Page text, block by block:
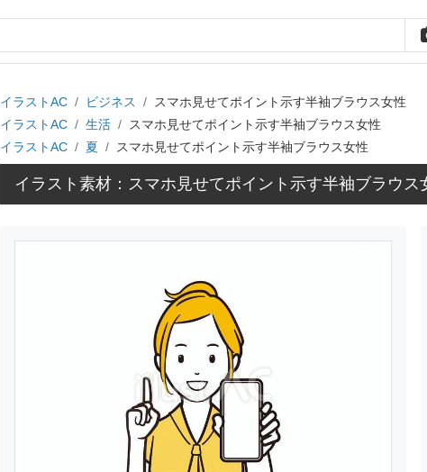
イラストAC ビジネス
スマホ見せてポイント示す半袖ブラウス女性
イラストAC
生活
スマホ見せてポイント示す半袖ブラウス女性
イラストAC
夏 スマホ見せてポイント示す半袖ブラウス女性
イラスト素材：スマホ見せてポイント示す半袖ブラウス